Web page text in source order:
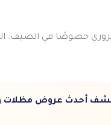
أحدث عروض مظلات